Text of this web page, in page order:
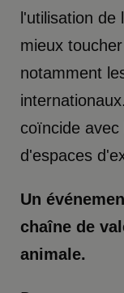
l'utilisation
mieux
notamment
coïncide
d'espaces
Un
chaîne de
animale.